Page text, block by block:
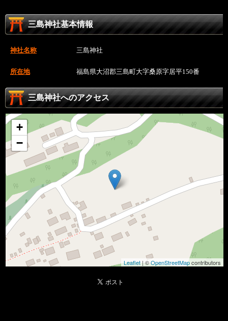
三島神社基本情報
神社名称 三島神社
所在地 福島県大沼郡三島町大字桑原字居平150番
三島神社へのアクセス
+
−
Leaflet | ©OpenStreetMapcontributors